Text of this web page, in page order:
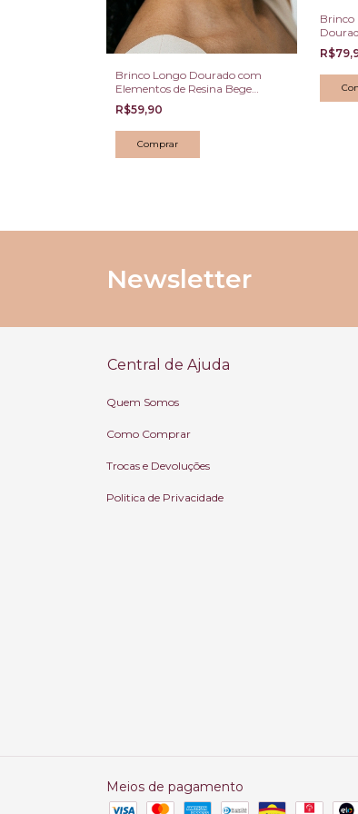
Brinco Longo Dourado com
Elementos de Resina Bege
Abstratos
R$59,90
Brinco
Newsletter
Central de Ajuda
Quem Somos
Como Comprar
Trocas e Devoluções
Politica de Privacidade
Meios de pagamento